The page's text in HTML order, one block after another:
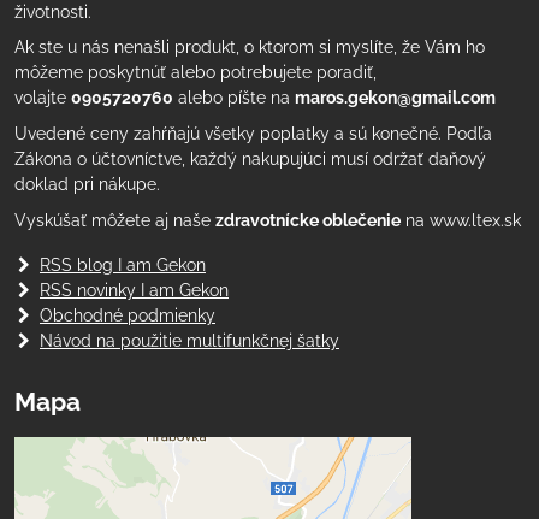
životnosti.
Ak ste u nás nenašli produkt, o ktorom si myslíte, že Vám ho
môžeme poskytnúť alebo potrebujete poradiť,
volajte 0905720760 alebo píšte na maros.gekon@gmail.com
Uvedené ceny zahŕňajú všetky poplatky a sú konečné. Podľa
Zákona o účtovníctve, každý nakupujúci musí održať daňový
doklad pri nákupe.
Vyskúšať môžete aj naše zdravotnícke oblečenie na www.ltex.sk
RSS blog I am Gekon
RSS novinky I am Gekon
Obchodné podmienky
Návod na použitie multifunkčnej šatky
Mapa